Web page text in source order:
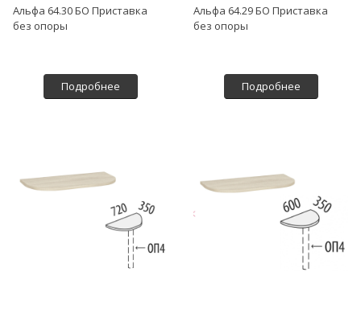
Альфа 64.30 БО Приставка
без опоры
Подробнее
Альфа 64.29 БО Приставка
без опоры
Подробнее